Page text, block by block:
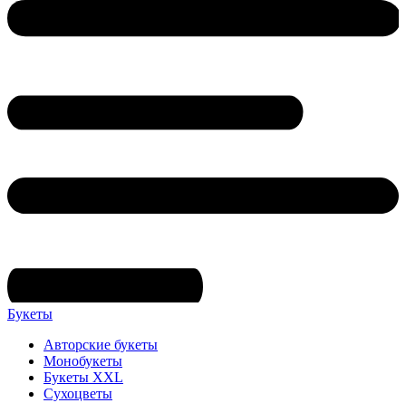
Букеты
Авторские букеты
Монобукеты
Букеты XXL
Сухоцветы